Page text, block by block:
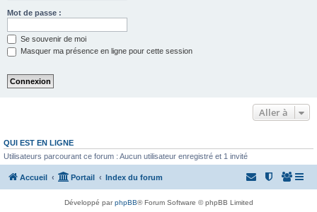
Mot de passe :
Se souvenir de moi
Masquer ma présence en ligne pour cette session
Aller à
QUI EST EN LIGNE
Utilisateurs parcourant ce forum : Aucun utilisateur enregistré et 1 invité
Accueil Portail Index du forum
Développé parphpBB® Forum Software © phpBB Limited